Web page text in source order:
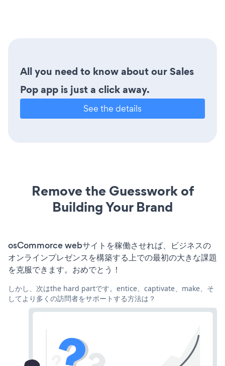
All you need to know about our Sales
Pop app is just a click away.
See the details
Remove the Guesswork of
Building Your Brand
osCommorce webサイトを稼働させれば、ビジネスの
オンラインプレゼンスを構築する上での最初の大きな課題
を克服できます。おめでとう！
しかし、次はthe hard partです。entice、captivate、make、そ
してより多くの訪問者をサポートする方法は？